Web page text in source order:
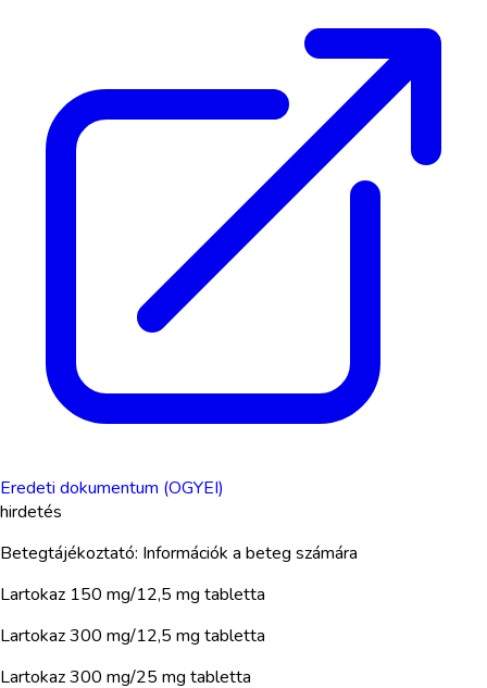
Eredeti dokumentum (OGYEI)
hirdetés
Betegtájékoztató: Információk a beteg számára
Lartokaz 150 mg/12,5 mg tabletta
Lartokaz 300 mg/12,5 mg tabletta
Lartokaz 300 mg/25 mg tabletta